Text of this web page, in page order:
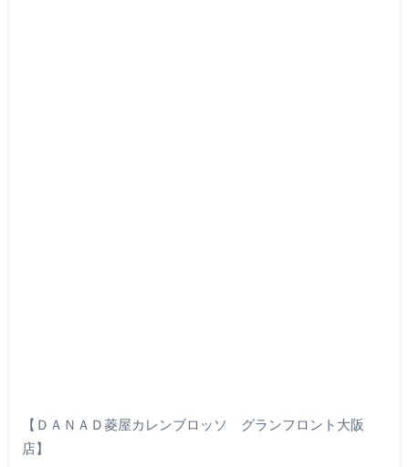
【ＤＡＮＡＤ菱屋カレンブロッソ グランフロント大阪
店】